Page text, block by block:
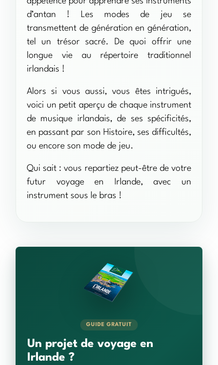
d’antan ! Les modes de jeu se
transmettent de génération en génération,
tel un trésor sacré. De quoi offrir une
longue vie au répertoire traditionnel
irlandais !
Alors si vous aussi, vous êtes intrigués,
voici un petit aperçu de chaque instrument
de musique irlandais, de ses spécificités,
en passant par son Histoire, ses difficultés,
ou encore son mode de jeu.
Qui sait : vous repartiez peut-être de votre
futur voyage en Irlande, avec un
instrument sous le bras !
GUIDE GRATUIT
Un projet de voyage en
Irlande ?